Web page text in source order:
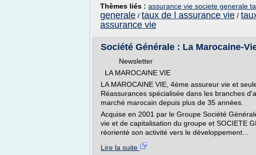
Thèmes liés : assurance vie societe generale
generale / taux de l assurance vie /
assurance vie
Société Générale : La Marocaine-
Newsletter
LA MAROCAINE VIE
LA MAROCAINE VIE, 4ème assureur vie et
Réassurances spécialisée dans les branches
marché marocain depuis plus de 35 années.
Acquise en 2001 par le Groupe Société
vie et de capitalisation du groupe et SOCIETE
réorienté son activité vers le développement...
Lire la suite